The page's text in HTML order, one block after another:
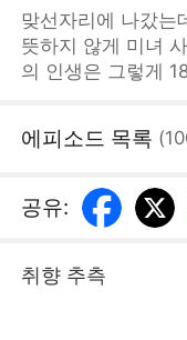
맞선자리에 나갔는
뜻하지 않게 미녀
의 인생은 그렇게
에피소드 목록 (
공유:
취향 추측